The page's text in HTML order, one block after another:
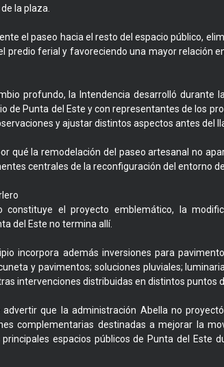
la plaza.
el paseo hacia el resto del espacio público,
predio ferial y favoreciendo una mayor relación
profundo, la Intendencia desarrolló durante
de Punta del Este y con representantes de los
y ajustar distintos aspectos antes del
qué la remodelación del paseo artesanal no
centrales de la reconfiguración del entorno
constituye el proyecto emblemático, la
del Este no termina allí.
incorpora además inversiones para
y pavimentos; soluciones pluviales;
intervenciones distribuidas en distintos puntos
que la administración Abella no
complementarias destinadas a mejorar la
espacios públicos de Punta del Este